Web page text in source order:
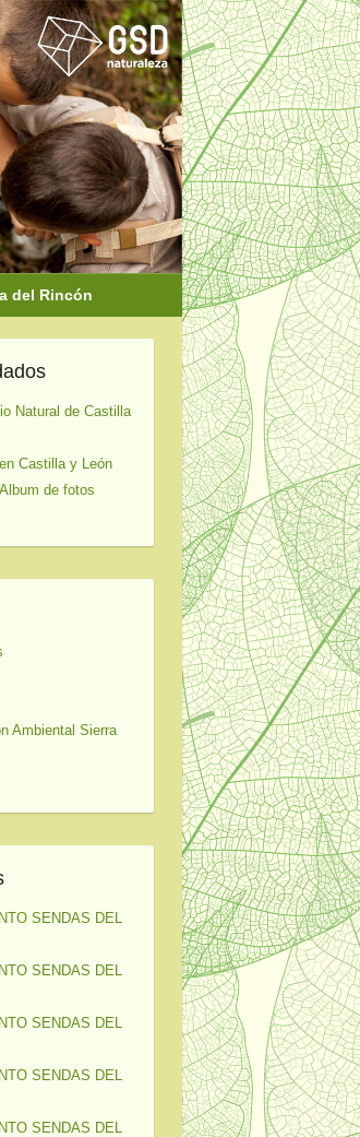
del Rincón
Natural de Castilla
Castilla y León
de fotos
Ambiental Sierra
SENDAS DEL
SENDAS DEL
SENDAS DEL
SENDAS DEL
SENDAS DEL